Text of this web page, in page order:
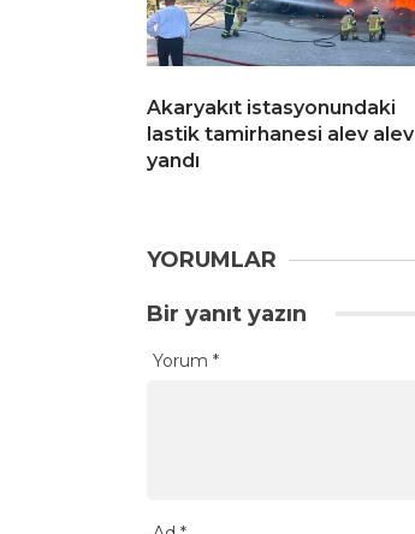
Akaryakıt istasyonundaki
lastik tamirhanesi alev alev
yandı
YORUMLAR
Bir yanıt yazın
Yorum *